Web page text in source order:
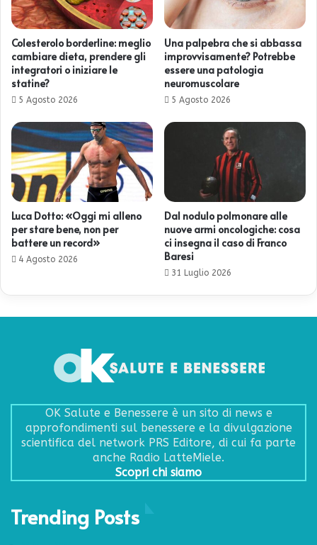
Colesterolo borderline: meglio
cambiare dieta, prendere gli
integratori o iniziare le
statine?
5 Agosto 2026
Una palpebra che si abbassa
improvvisamente? Potrebbe
essere una patologia
neuromuscolare
5 Agosto 2026
Luca Dotto: «Oggi mi alleno
per stare bene, non per
battere un record»
4 Agosto 2026
Dal nodulo polmonare alle
nuove armi oncologiche: cosa
ci insegna il caso di Franco
Baresi
31 Luglio 2026
OK Salute e Benessere è un sito di news e
approfondimenti sul benessere e la divulgazione
scientifica del network PRS Editore, di cui fa parte
anche Radio LatteMiele.
Scopri chi siamo
Trending Posts